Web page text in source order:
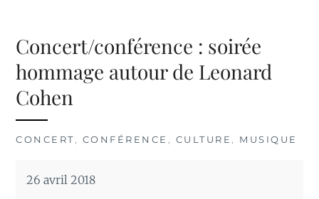
Concert/conférence : soirée
hommage autour de Leonard
Cohen
CONCERT, CONFÉRENCE , CULTURE , MUSIQUE
26 avril 2018